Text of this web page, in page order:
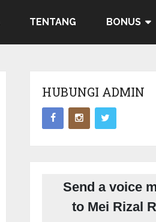
TENTANG BONUS
HUBUNGI ADMIN